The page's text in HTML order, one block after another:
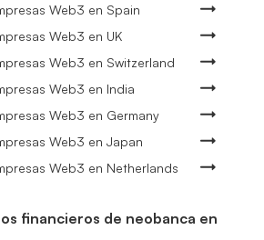
Web3 en Spain
Web3 en UK
Web3 en Switzerland
Web3 en India
Web3 en Germany
Web3 en Japan
Web3 en Netherlands
financieros de neobanca en